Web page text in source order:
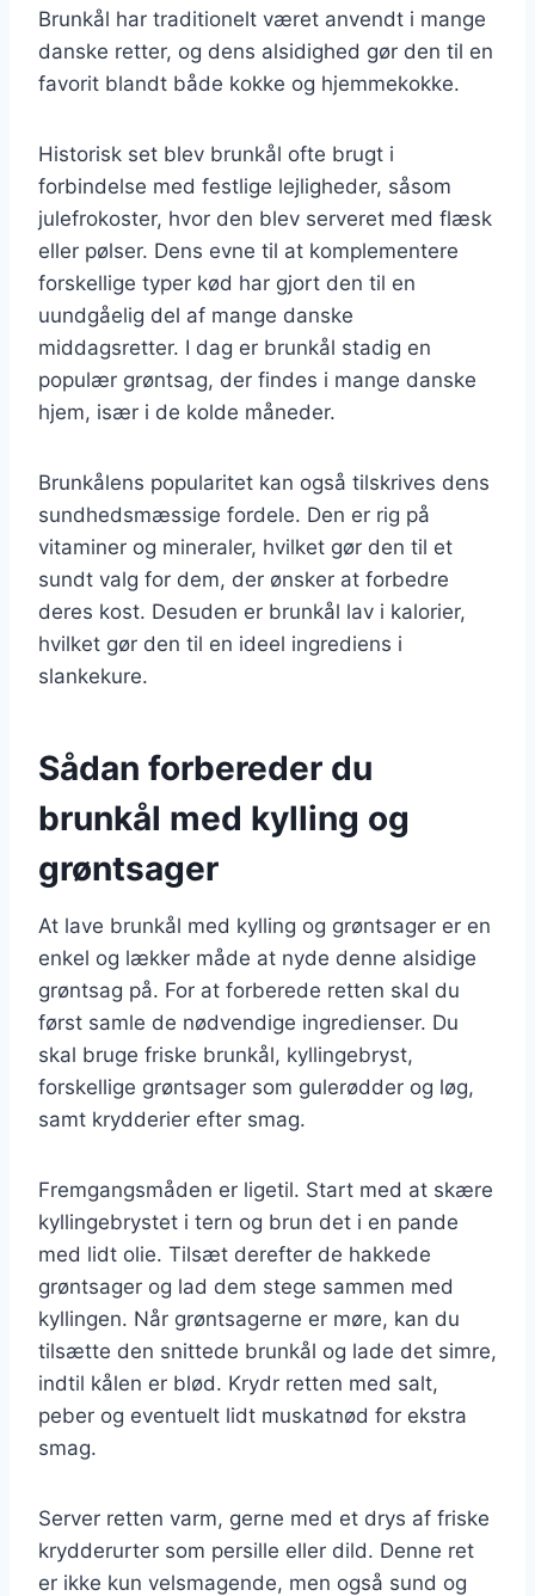
Brunkål har traditionelt været anvendt i mange
danske retter, og dens alsidighed gør den til en
favorit blandt både kokke og hjemmekokke.
Historisk set blev brunkål ofte brugt i
forbindelse med festlige lejligheder, såsom
julefrokoster, hvor den blev serveret med flæsk
eller pølser. Dens evne til at komplementere
forskellige typer kød har gjort den til en
uundgåelig del af mange danske
middagsretter. I dag er brunkål stadig en
populær grøntsag, der findes i mange danske
hjem, især i de kolde måneder.
Brunkålens popularitet kan også tilskrives dens
sundhedsmæssige fordele. Den er rig på
vitaminer og mineraler, hvilket gør den til et
sundt valg for dem, der ønsker at forbedre
deres kost. Desuden er brunkål lav i kalorier,
hvilket gør den til en ideel ingrediens i
slankekure.
Sådan forbereder du
brunkål med kylling og
grøntsager
At lave brunkål med kylling og grøntsager er en
enkel og lækker måde at nyde denne alsidige
grøntsag på. For at forberede retten skal du
først samle de nødvendige ingredienser. Du
skal bruge friske brunkål, kyllingebryst,
forskellige grøntsager som gulerødder og løg,
samt krydderier efter smag.
Fremgangsmåden er ligetil. Start med at skære
kyllingebrystet i tern og brun det i en pande
med lidt olie. Tilsæt derefter de hakkede
grøntsager og lad dem stege sammen med
kyllingen. Når grøntsagerne er møre, kan du
tilsætte den snittede brunkål og lade det simre,
indtil kålen er blød. Krydr retten med salt,
peber og eventuelt lidt muskatnød for ekstra
smag.
Server retten varm, gerne med et drys af friske
krydderurter som persille eller dild. Denne ret
er ikke kun velsmagende, men også sund og